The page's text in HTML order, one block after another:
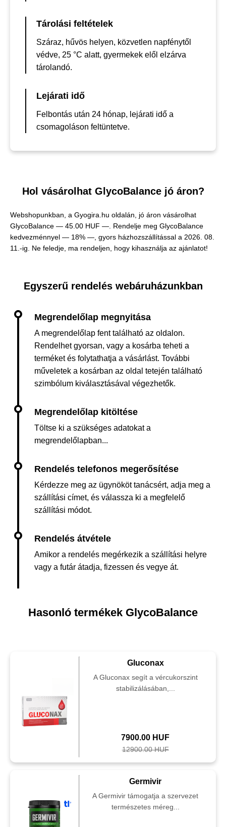
Tárolási feltételek
Száraz, hűvös helyen, közvetlen napfénytől
védve, 25 °C alatt, gyermekek elől elzárva
tárolandó.
Lejárati idő
Felbontás után 24 hónap, lejárati idő a
csomagoláson feltüntetve.
Hol vásárolhat GlycoBalance jó áron?
Webshopunkban, a Gyogira.hu oldalán, jó áron vásárolhat
GlycoBalance — 45.00 HUF — . Rendelje meg GlycoBalance
kedvezménnyel — 18% —, gyors házhozszállítással a 2026. 08.
11.-ig. Ne feledje, ma rendeljen, hogy kihasználja az ajánlatot!
Egyszerű rendelés webáruházunkban
A megrendelőlap fent található az oldalon.
Rendelhet gyorsan, vagy a kosárba teheti a
terméket és folytathatja a vásárlást. További
műveletek a kosárban az oldal tetején található
szimbólum kiválasztásával végezhetők.
Töltse ki a szükséges adatokat a
megrendelőlapban...
Kérdezze meg az ügynököt tanácsért, adja meg a
szállítási címet, és válassza ki a megfelelő
szállítási módot.
Amikor a rendelés megérkezik a szállítási helyre
vagy a futár átadja, fizessen és vegye át.
Hasonló termékek GlycoBalance
Gluconax
A Gluconax segít a vércukorszint
stabilizálásában,...
7900.00 HUF
12900.00 HUF
Germivir
A Germivir támogatja a szervezet
természetes méreg...